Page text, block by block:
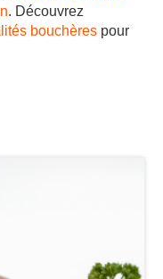
. Découvrez
bouchères pour